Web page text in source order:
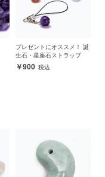
プレゼントにオススメ！ 誕
生石・星座石ストラップ
900